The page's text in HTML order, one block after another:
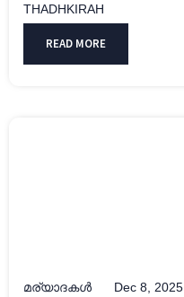
THADHKIRAH
READ MORE
മര്യാദകൾ Dec 8, 2025